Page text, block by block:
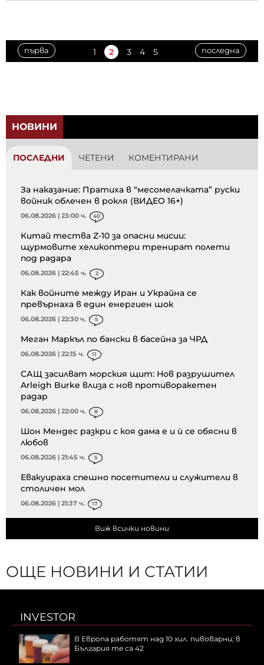
първа 1 2 3 4 5 последна
НОВИНИ
ПОСЛЕДНИ ЧЕТЕНИ КОМЕНТИРАНИ
За наказание: Пратиха в “месомелачката” руски
войник облечен в рокля (ВИДЕО 16+)
06.08.2026 | 23:00 ч. 40
Китай тества Z-10 за опасни мисии:
щурмовите хеликоптери тренират полети
под радара
06.08.2026 | 22:45 ч. 2
Как войните между Иран и Украйна се
превърнаха в един енергиен шок
06.08.2026 | 22:30 ч. 5
Меган Маркъл по бански в басейна за ЧРД
06.08.2026 | 22:15 ч. 11
САЩ засилват морския щит: Нов разрушител
Arleigh Burke влиза с нов противоракетен
радар
06.08.2026 | 22:00 ч. 8
Шон Мендес разкри с коя дама е и ѝ се обясни в
любов
06.08.2026 | 21:45 ч. 5
Евакуираха спешно посетители и служители в
столичен мол
06.08.2026 | 21:37 ч. 17
Виж всички новини
ОЩЕ НОВИНИ И СТАТИИ
INVESTOR
В Европа работят над 10 хил. пивоварни, в
България те са 42